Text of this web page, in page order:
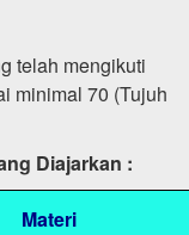
telah mengikuti
minimal 70 (Tujuh
Diajarkan :
Materi